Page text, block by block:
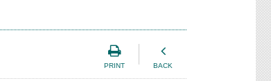
PRINT BACK